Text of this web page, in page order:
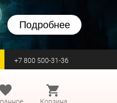
Подробнее
+7 800 500-31-36